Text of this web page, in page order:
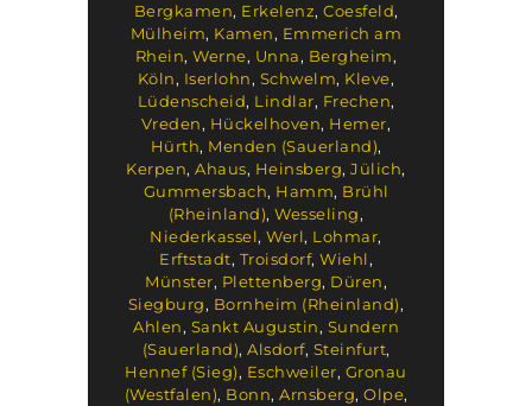
Bergkamen, Erkelenz, Coesfeld,
Mülheim, Kamen, Emmerich am
Rhein,Werne, Unna, Bergheim,
Köln, Iserlohn, Schwelm, Kleve,
Lüdenscheid, Lindlar, Frechen,
Vreden, Hückelhoven, Hemer,
Hürth, Menden (Sauerland),
Kerpen,Ahaus, Heinsberg,Jülich,
Gummersbach, Hamm, Brühl
(Rheinland),Wesseling,
Niederkassel,Werl, Lohmar,
Erftstadt, Troisdorf, Wiehl,
Münster, Plettenberg, Düren,
Siegburg, Bornheim (Rheinland),
Ahlen, Sankt Augustin, Sundern
(Sauerland), Alsdorf, Steinfurt,
Hennef (Sieg), Eschweiler, Gronau
(Westfalen), Bonn, Arnsberg, Olpe,